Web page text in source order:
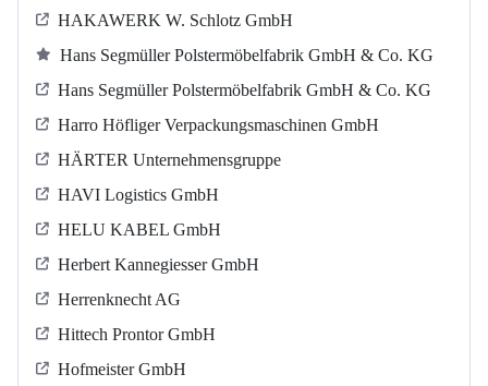
HAKAWERK W. Schlotz GmbH
Hans Segmüller Polstermöbelfabrik GmbH & Co. KG
Hans Segmüller Polstermöbelfabrik GmbH & Co. KG
Harro Höfliger Verpackungsmaschinen GmbH
HÄRTER Unternehmensgruppe
HAVI Logistics GmbH
HELU KABEL GmbH
Herbert Kannegiesser GmbH
Herrenknecht AG
Hittech Prontor GmbH
Hofmeister GmbH